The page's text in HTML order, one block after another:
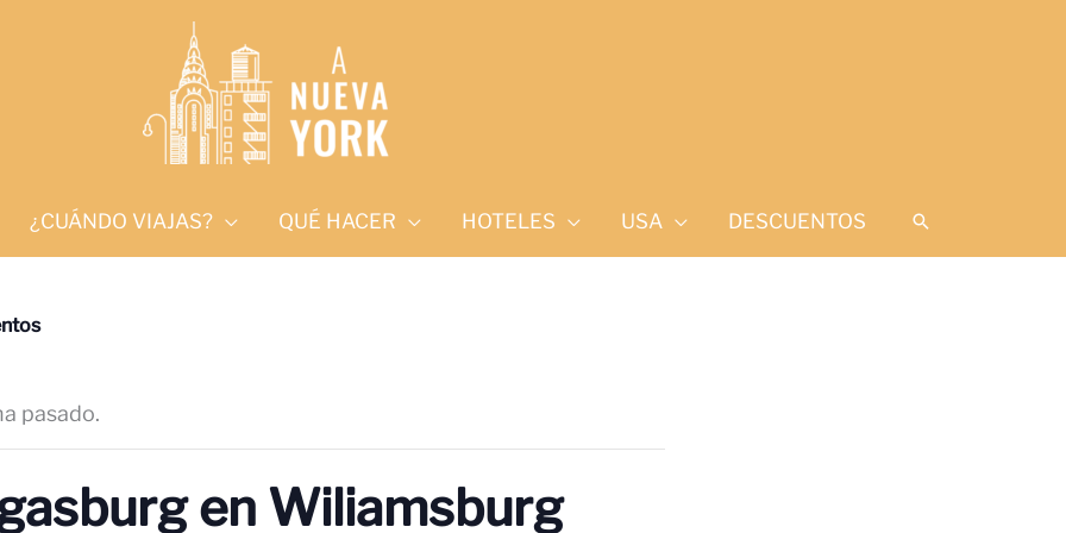
¿CUÁNDO VIAJAS? QUÉ HACER HOTELES USA DESCUENTOS Buscar
pasado.
en Wiliamsburg